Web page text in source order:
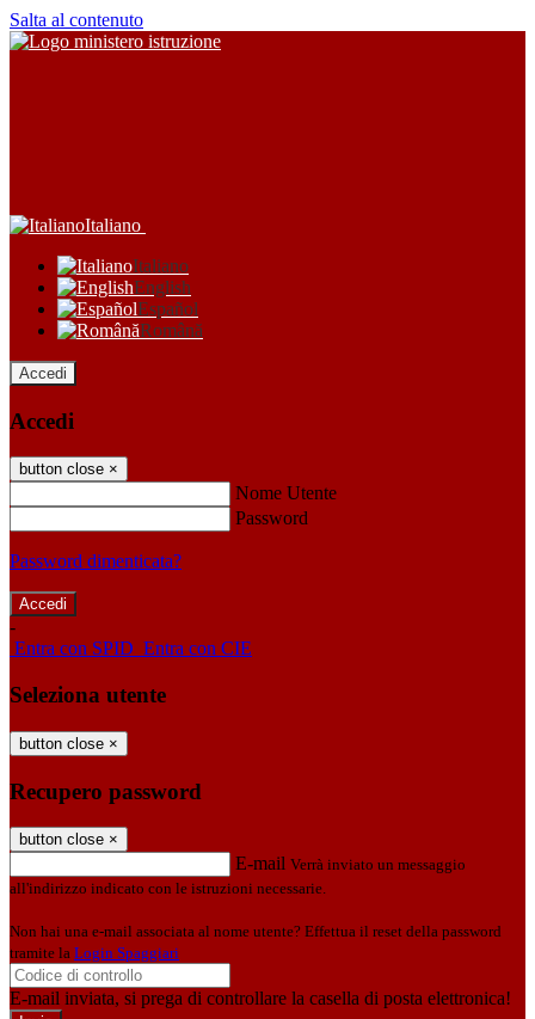
Salta al contenuto
Italiano
Italiano
English
Español
Română
Accedi
Accedi
button close ×
Nome Utente
Password
Password dimenticata?
-
Entra con SPID Entra con CIE
Seleziona utente
button close ×
Recupero password
button close ×
E-mail Verrà inviato un messaggio
all'indirizzo indicato con le istruzioni necessarie.
Non hai una e-mail associata al nome utente? Effettua il reset della password
tramite la Login Spaggiari
E-mail inviata, si prega di controllare la casella di posta elettronica!